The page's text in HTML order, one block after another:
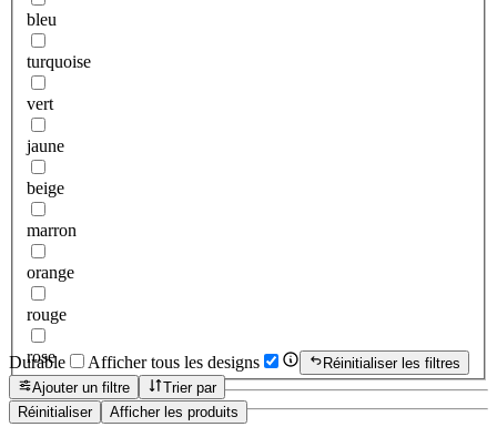
bleu
turquoise
vert
jaune
beige
marron
orange
rouge
rose
Réinitialiser Afficher les produits
Durable Afficher tous les designs
Réinitialiser les filtres
Ajouter un filtre
Trier par